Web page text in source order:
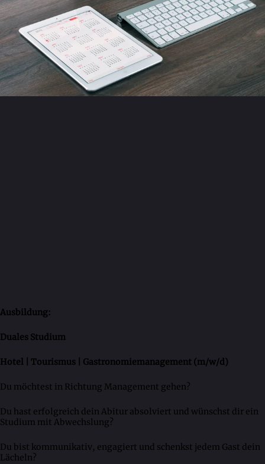
Ausbildung:
Duales Studium
Hotel | Tourismus | Gastronomiemanagement (m/w/d)
Du möchtest in Richtung Management gehen?
Du hast erfolgreich dein Abitur absolviert und wünschst dir ein
Studium mit Abwechslung?
Du bist kommunikativ, engagiert und schenkst jedem Gast dein
Lächeln?